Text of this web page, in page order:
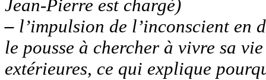
Jean-Pierre est chargé)
– l’impulsion de l’inconscient en
le pousse à chercher à vivre sa
extérieures, ce qui explique